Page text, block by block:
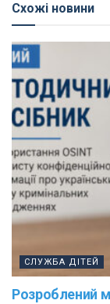
Схожі новини
СЛУЖБА ДІТЕЙ
Розроблений